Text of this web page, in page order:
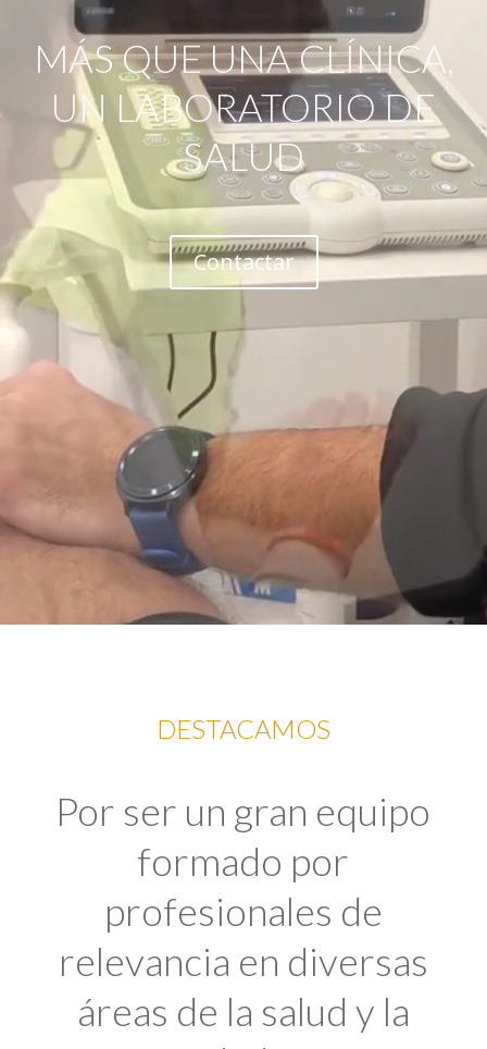
MÁS QUE UNA CLÍNICA,
UN LABORATORIO DE
SALUD
Contactar
DESTACAMOS
Por ser un gran equipo
formado por
profesionales de
relevancia en diversas
áreas de la salud y la